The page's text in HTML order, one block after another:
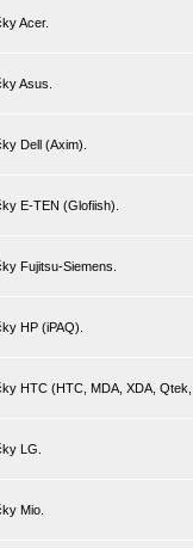
Acer.
Asus.
Dell (Axim).
E-TEN (Glofiish).
Fujitsu-Siemens.
HP (iPAQ).
HTC (HTC, MDA, XDA,
LG.
Mio.